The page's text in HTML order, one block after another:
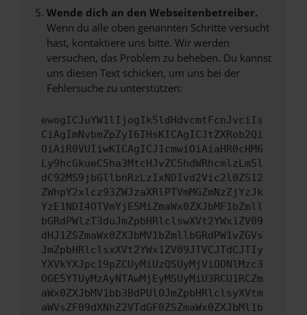
Wende dich an den Webseitenbetreiber.
Wenn du alle oben genannten Schritte versucht
hast, kontaktiere uns bitte. Wir werden
versuchen, das Problem zu beheben. Du kannst
uns diesen Text schicken, um uns bei der
Fehlersuche zu unterstützen:
ewogICJuYW1lIjogIk5ldHdvcmtFcnJvciIs
CiAgImNvbmZpZyI6IHsKICAgICJtZXRob2Qi
OiAiR0VUIiwKICAgICJ1cmwiOiAiaHR0cHM6
Ly9hcGkueC5ha3MtcHJvZC5hdWRhcmlzLm5l
dC92MS9jbGllbnRzLzIxNDIvd2Vic2l0ZS12
ZWhpY2xlcz93ZWJzaXRlPTVmMGZmNzZjYzJk
YzE1NDI4OTVmYjE5MiZmaWx0ZXJbMF1bZmll
bGRdPWlzT3duJmZpbHRlclswXVt2YWx1ZV09
dHJ1ZSZmaWx0ZXJbMV1bZmllbGRdPW1vZGVs
JmZpbHRlclsxXVt2YWx1ZV09JTVCJTdCJTIy
YXVkYXJpc19pZCUyMiUzQSUyMjViODNlMzc3
OGE5YTUyMzAyNTAwMjEyMSUyMiU3RCU1RCZm
aWx0ZXJbMV1bb3BdPUlOJmZpbHRlclsyXVtm
aWVsZF09dXNhZ2VTdGF0ZSZmaWx0ZXJbMl1b